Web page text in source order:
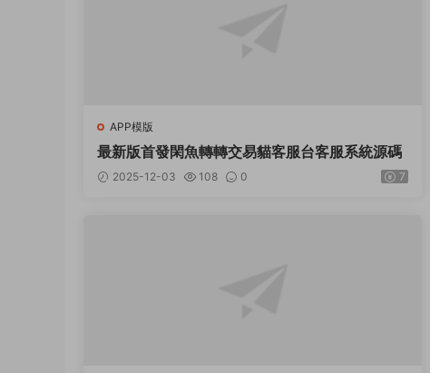
APP模版
最新版首發閑魚轉轉交易貓客服台客服系統源碼
2025-12-03 108 0 7